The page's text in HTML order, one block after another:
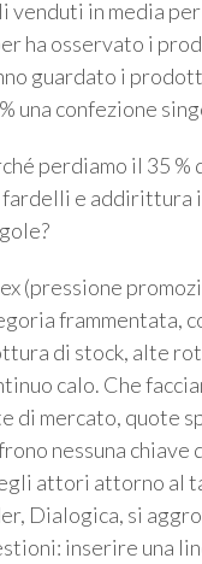
venduti in media
ha osservato i
guardato i
una confezione
perdiamo il 35
e addirittura
(pressione
frammentata,
di stock, alte
calo. Che
di mercato, quote
nessuna chiave
attori attorno al
Dialogica, si
inserire una